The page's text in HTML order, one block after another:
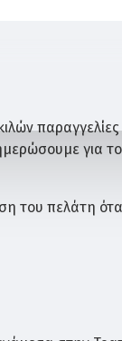
για
του πελάτη